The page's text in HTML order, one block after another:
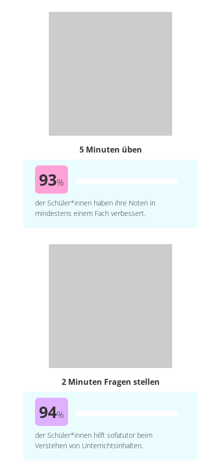
5 Minuten üben
93%
der Schüler*innen haben ihre Noten in
mindestens einem Fach verbessert.
2 Minuten Fragen stellen
94%
der Schüler*innen hilft sofatutor beim
Verstehen von Unterrichtsinhalten.